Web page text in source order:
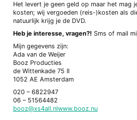
Het levert je geen geld op maar het mag
kosten; wij vergoeden (reis-)kosten als
natuurlijk krijg je de DVD.
Heb je interesse, vragen?! Sms of mail
Mijn gegevens zijn:
Ada van de Weijer
Booz Producties
de Wittenkade 75 II
1052 AE Amsterdam
020 – 6822947
06 – 51564482
booz@xs4all.nlwww.booz.nu